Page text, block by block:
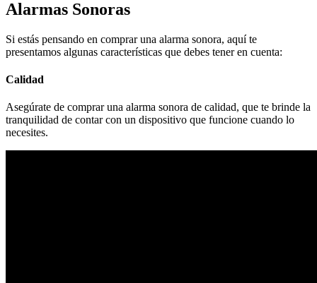
Alarmas Sonoras
Si estás pensando en comprar una alarma sonora, aquí te
presentamos algunas características que debes tener en cuenta:
Calidad
Asegúrate de comprar una alarma sonora de calidad, que te brinde la
tranquilidad de contar con un dispositivo que funcione cuando lo
necesites.